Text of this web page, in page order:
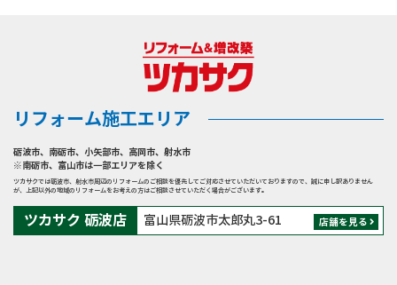
リフォーム施工エリア
砺波市、 南砺市、 小矢部市、 高岡市、 射水市
※南砺市、富山市は一部エリアを除く
ツカサクでは砺波市、射水市周辺のリフォームのご相談を優先してご対応させていただいておりますので、誠に申し訳ありません
が、上記以外の地域のリフォームをお考えの方はご相談させていただく場合がございます。
ツカサク 砺波店 富山県砺波市太郎丸3-61 店舗を見る